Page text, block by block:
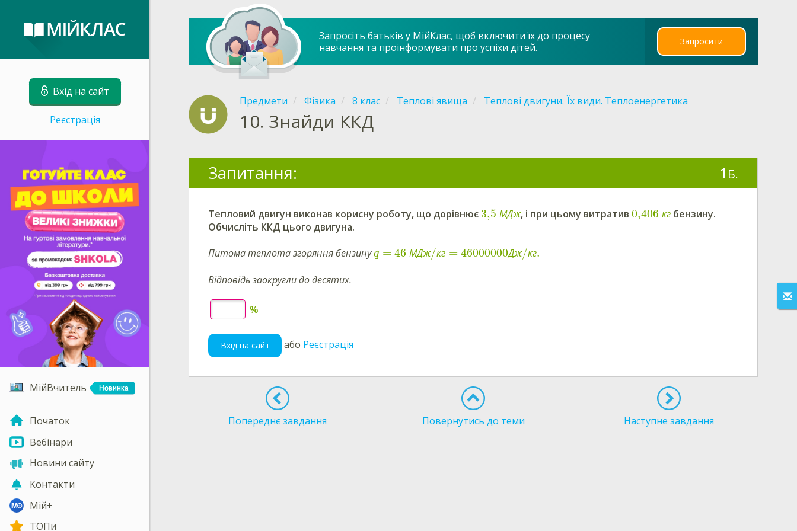
Вхід на сайт
Реєстрація
МійВчитель
Початок
Вебінари
Новини сайту
Контакти
Мій+
ТОПи
Запросіть батьків у МійКлас, щоб включити їх до процесу
навчання та проінформувати про успіхи дітей.
Запросити
Предмети Фізика 8 клас Теплові явища Теплові двигуни. Їх види. Теплоенергетика
10. Знайди ККД
Запитання: 1 Б.
Тепловий двигун виконав корисну роботу, що дорівнює3,5 МДж, і при цьому витратив 0,406 кг бензину.
Обчисліть ККД цього двигуна.
Питома теплота згоряння бензинуq = 46 МДж/кг = 46000000Дж/кг.
Відповідь заокругли до десятих.
%
Вхід на сайт або Реєстрація
Попереднє завдання Повернутись до теми Наступне завдання